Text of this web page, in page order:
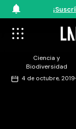
Ciencia y
Biodiversidad
4 de octubre, 2019·